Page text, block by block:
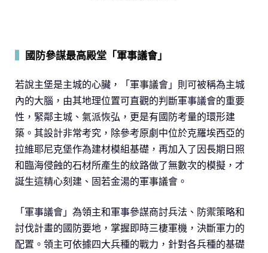
國防參謀最高殿堂「軍事議會」
若說主堡是主城的心臟，「軍事議會」則可被稱為主城
內的大腦，由其地理位置可直觀的判斷軍事議會的重要
性，緊鄰主城、氣派恢弘，更是有國防考量的環形建
築。其設計非常考究，除參考原劇中位於克羅埃西亞的
拉維耶尼克堡作為建材模組基礎，再加入了因長期日照
和臨海侵蝕的石材所產生的紋路做了無數次的模擬，才
誕生這精心刻建、固若金湯的軍事議會。
「軍事議會」為領主和軍事參謀商討兵法、防禦策略和
討伐計畫的國防要地，掌握即時三棲軍機，決斷軍力的
配置。領主可依據四大兵種的戰力，針對各兵種的基礎